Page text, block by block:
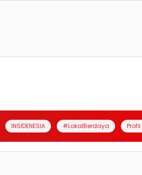
INSIDENESIA #LokalBerdaya